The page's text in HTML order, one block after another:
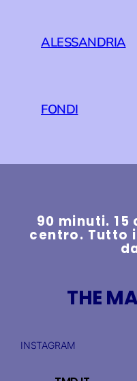
ALESSANDRIA
FONDI
90 minuti.
centro. Tutto
THE
INSTAGRAM